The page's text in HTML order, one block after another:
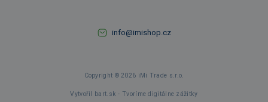
info@imishop.cz
Copyright © 2026 iMi Trade s.r.o.
Vytvořil bart.sk - Tvoríme digitálne zážitky